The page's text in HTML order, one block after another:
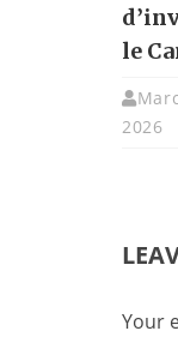
le
2026
Your